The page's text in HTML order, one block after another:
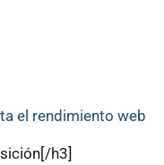
el rendimiento web
h3]